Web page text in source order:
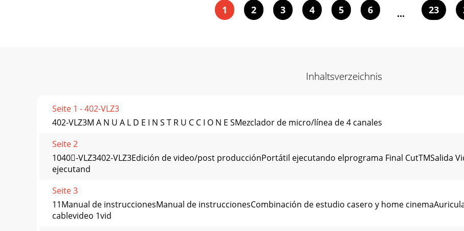
1 2 3 4 5 6 ... 23
Inhaltsverzeichnis
Seite 1 - 402-VLZ3
402-VLZ3M A N U A L D E I N S T R U C C I O N E SMezclador de micro/línea de 4 canales
Seite 2
1040-VLZ3402-VLZ3Edición de video/post producciónPortátil ejecutando elprograma Final CutTMSalida
ejecutand
Seite 3
11Manual de instruccionesManual de instruccionesCombinación de estudio casero y home
cablevideo 1vid